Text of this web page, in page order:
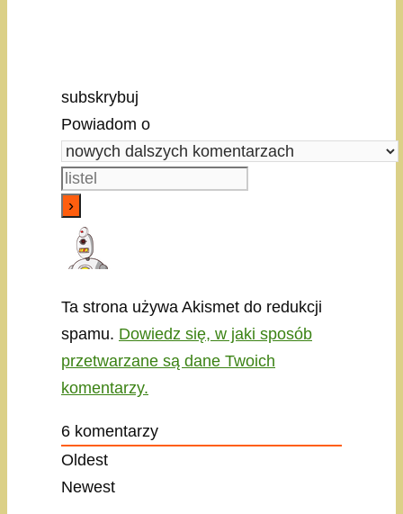
subskrybuj
Powiadom o
Ta strona używa Akismet do redukcji
spamu. Dowiedz się, w jaki sposób
przetwarzane są dane Twoich
komentarzy.
6 komentarzy
Oldest
Newest